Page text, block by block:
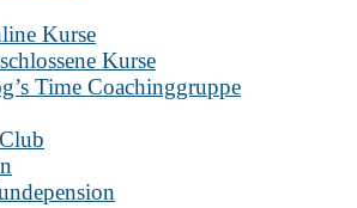
Kurse
Kurse
Time Coachinggruppe